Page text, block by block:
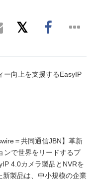
ー向上を支援するEasyIP
＝共同通信JBN】革新
ンで世界をリードするプ
4.0カメラ製品とNVRを
製品は、中小規模の企業